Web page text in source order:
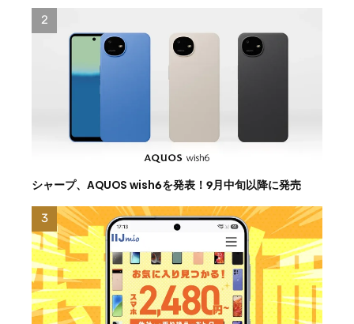
シャープ、AQUOS wish6を発表！9月中旬以降に発売